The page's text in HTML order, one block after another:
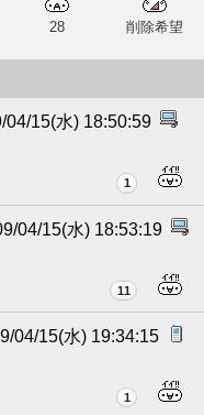
28 削除希望
04/15(水) 18:50:59
1
04/15(水) 18:53:19
11
04/15(水) 19:34:15
1